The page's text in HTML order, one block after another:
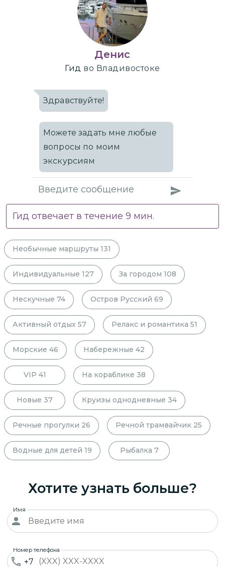
Денис
Гид во Владивостоке
Здравствуйте!
Можете задать мне любые
вопросы по моим
экскурсиям
Гид отвечает в течение 9 мин.
Необычные маршруты 131
Индивидуальные 127 За городом 108
Нескучные 74 Остров Русский 69
Активный отдых 57 Релакс и романтика 51
Морские 46 Набережные 42
VIP 41 На кораблике 38
Новые 37 Круизы однодневные 34
Речные прогулки 26 Речной трамвайчик 25
Водные для детей 19 Рыбалка 7
Хотите узнать больше?
Имя
+7
Номер телефона